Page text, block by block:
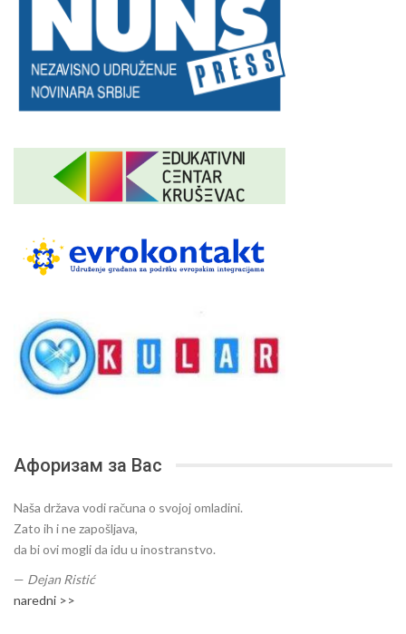
Афоризам за Вас
Naša država vodi računa o svojoj omladini.
Zato ih i ne zapošljava,
da bi ovi mogli da idu u inostranstvo.
— Dejan Ristić
naredni >>